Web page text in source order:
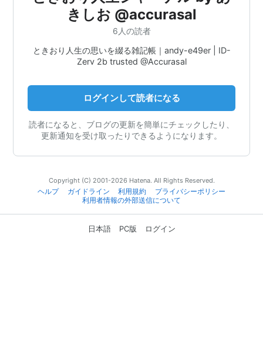
きしお ⁦‪@accurasal‬⁩
6人の読者
ときおり人生の思いを綴る雑記帳｜andy-e49er | ID-
Zerv 2b trusted @Accurasal
ログインして読者になる
読者になると、ブログの更新を簡単にチェックしたり、
更新通知を受け取ったりできるようになります。
Copyright (C) 2001-2026 Hatena. All Rights Reserved.
ヘルプ
ガイドライン 利用規約
プライバシーポリシー
利用者情報の外部送信について
日本語 PC版 ログイン